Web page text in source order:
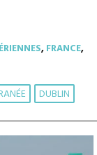
,FRANCE,
DUBLIN